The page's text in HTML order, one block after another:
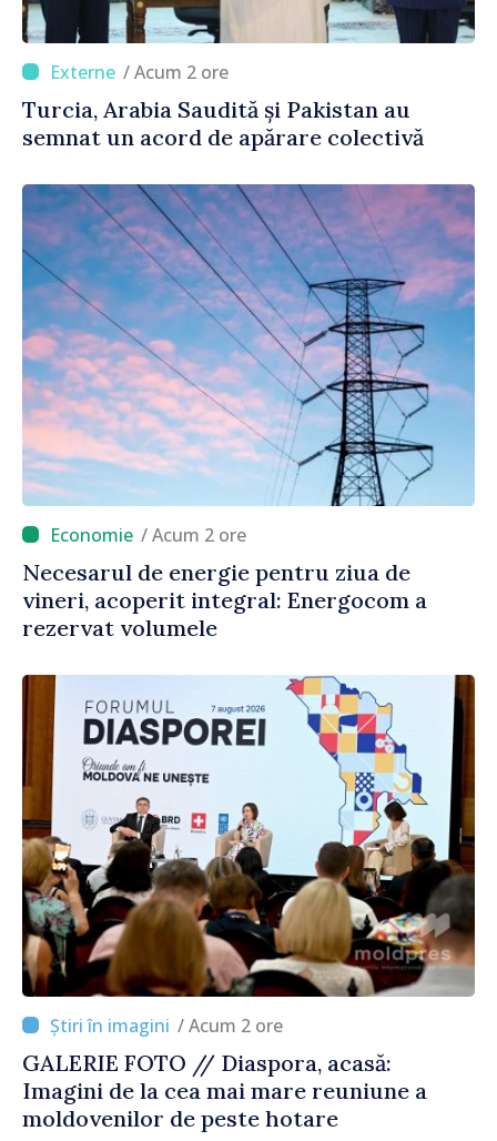
/ Acum 2 ore
Turcia, Arabia Saudită și Pakistan au
semnat un acord de apărare colectivă
/ Acum 2 ore
Necesarul de energie pentru ziua de
vineri, acoperit integral: Energocom a
rezervat volumele
/ Acum 2 ore
GALERIE FOTO // Diaspora, acasă:
Imagini de la cea mai mare reuniune a
moldovenilor de peste hotare